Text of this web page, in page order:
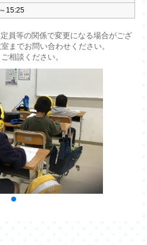
15:25
員等の関係で変更になる場合がござ
までお問い合わせください。
相談ください。